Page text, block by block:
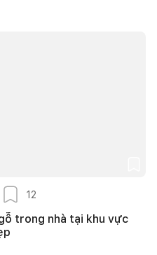
12
trong nhà tại khu vực